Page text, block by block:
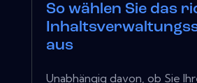
So wählen Sie das
aus
Unabhängig davon, ob Sie